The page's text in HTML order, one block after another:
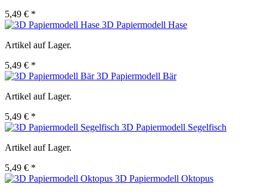
5,49 € *
3D Papiermodell Hase
Artikel auf Lager.
5,49 € *
3D Papiermodell Bär
Artikel auf Lager.
5,49 € *
3D Papiermodell Segelfisch
Artikel auf Lager.
5,49 € *
3D Papiermodell Oktopus